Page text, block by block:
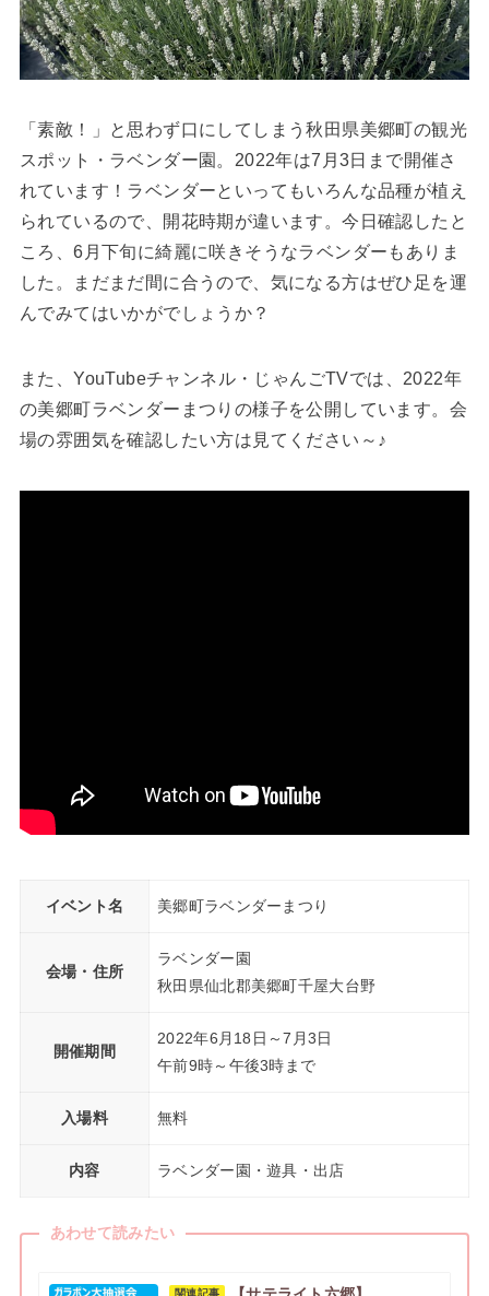
「素敵！」と思わず口にしてしまう秋田県美郷町の観光
スポット・ラベンダー園。2022年は7月3日まで開催さ
れています！ラベンダーといってもいろんな品種が植え
られているので、開花時期が違います。今日確認したと
ころ、6月下旬に綺麗に咲きそうなラベンダーもありま
した。まだまだ間に合うので、気になる方はぜひ足を運
んでみてはいかがでしょうか？
また、YouTubeチャンネル・じゃんごTVでは、2022年
の美郷町ラベンダーまつりの様子を公開しています。会
場の雰囲気を確認したい方は見てください～♪
イベント名 美郷町ラベンダーまつり
会場・住所
ラベンダー園
秋田県仙北郡美郷町千屋大台野
開催期間
2022年6月18日～7月3日
午前9時～午後3時まで
入場料 無料
内容 ラベンダー園・遊具・出店
あわせて読みたい
関連記事